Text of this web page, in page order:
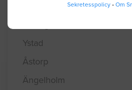
Sekretesspolicy • Om
Ystad
Åstorp
Ängelholm